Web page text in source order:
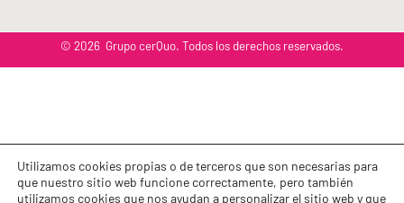
© 2026 Grupo cerQuo. Todos los derechos reservados.
Utilizamos cookies propias o de terceros que son necesarias para
que nuestro sitio web funcione correctamente, pero también
utilizamos cookies que nos ayudan a personalizar el sitio web y que